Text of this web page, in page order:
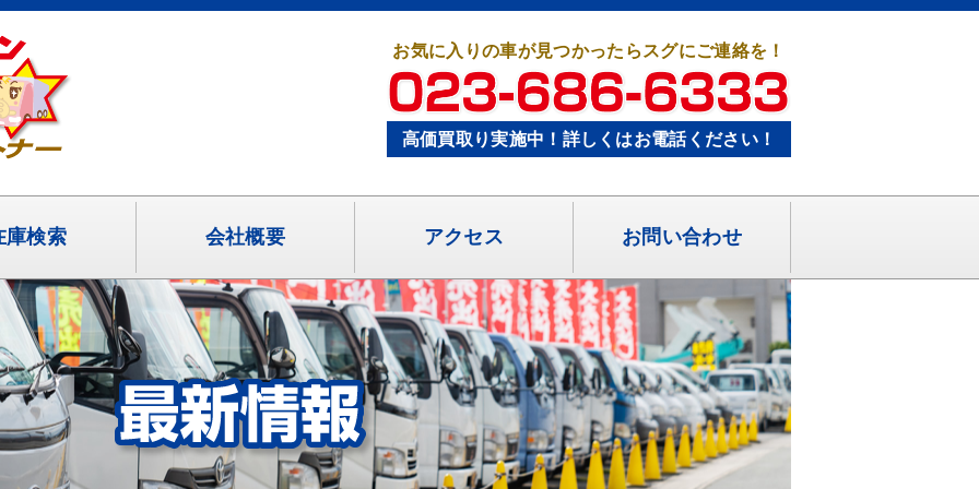
お気に入りの車が見つかったらスグにご連絡を！
高価買取り実施中！詳しくはお電話ください！
庫検索 会社概要 アクセス お問い合わせ